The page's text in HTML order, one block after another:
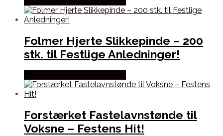
Folmer Hjerte Slikkepinde – 200
stk. til Festlige Anledninger!
Forstærket Fastelavnstønde til
Voksne – Festens Hit!